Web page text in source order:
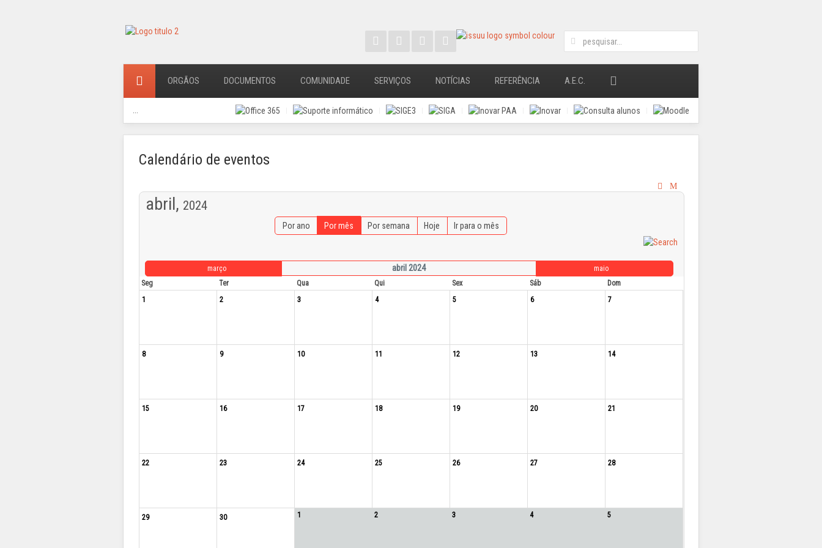
ORGÃOS DOCUMENTOS COMUNIDADE SERVIÇOS NOTÍCIAS REFERÊNCIA A.E.C.
Calendário de eventos
abril, 2024
Por ano Por mês Por semana Hoje Ir para o mês
março abril 2024
maio
Seg
Ter Qua Qui Sex Sáb
Dom
1
2 3 4 5 6 7
8 9 10 11 12 13 14
15 16 17 18 19 20 21
22 23 24 25 26 27 28
29 30 1 2 3 4 5